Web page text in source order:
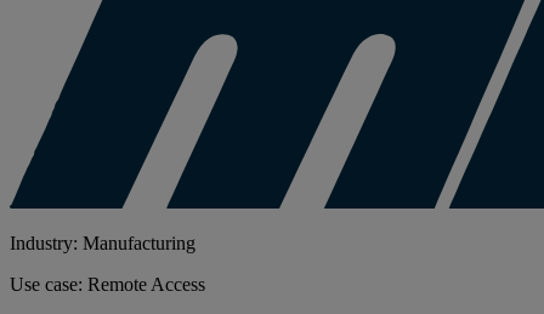
Industry: Manufacturing
Use case: Remote Access